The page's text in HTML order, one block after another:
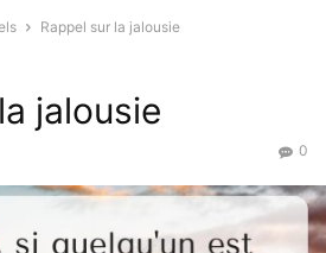
Rappel sur la jalousie
jalousie
0